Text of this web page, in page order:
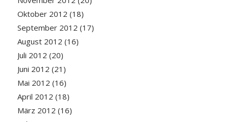
Oktober 2012 (18)
September 2012 (17)
August 2012 (16)
Juli 2012 (20)
Juni 2012 (21)
Mai 2012 (16)
April 2012 (18)
März 2012 (16)